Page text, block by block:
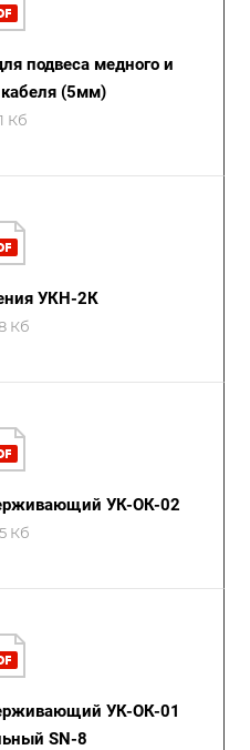
подвеса медного и
кабеля (5мм)
Кб
УКН-2К
Кб
УК-ОК-02
Кб
УК-ОК-01
SN-8